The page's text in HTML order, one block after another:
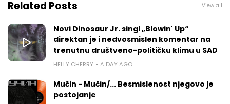
Related Posts View all
Novi Dinosaur Jr. singl „Blowin' Up“
direktan je i nedvosmislen komentar na
trenutnu društveno-političku klimu u SAD
HELLY CHERRY A DAY AGO
Mučin - Mučin/... Besmislenost njegovo je
postojanje